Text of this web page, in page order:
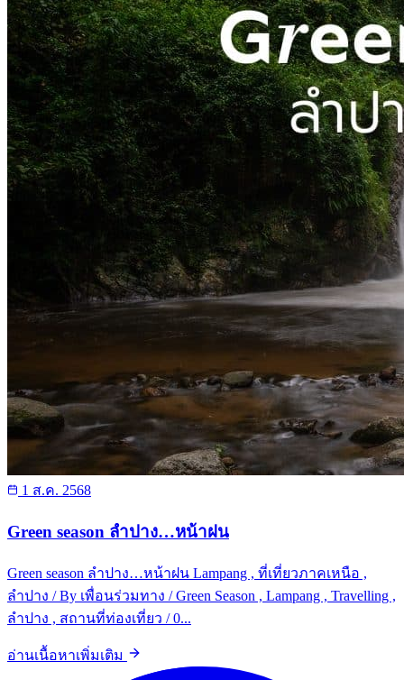
1 ส.ค. 2568
Green season ลำปาง…หน้าฝน
Green season ลำปาง…หน้าฝน Lampang , ที่เที่ยวภาคเหนือ ,
ลำปาง / By เพื่อนร่วมทาง / Green Season , Lampang , Travelling ,
ลำปาง , สถานที่ท่องเที่ยว / 0...
อ่านเนื้อหาเพิ่มเติม